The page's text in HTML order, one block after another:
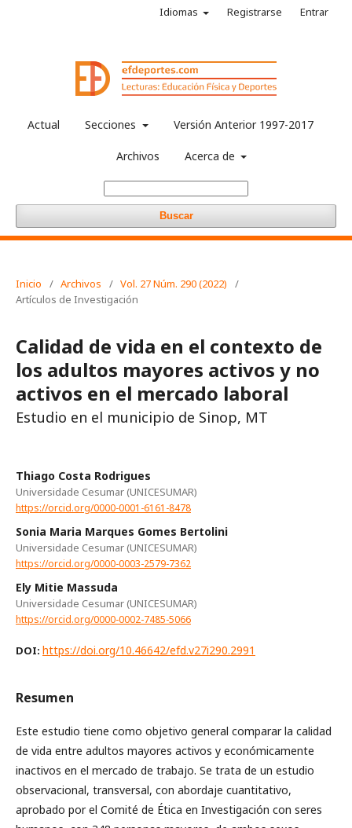
Actual Secciones Versión Anterior 1997-2017
Archivos Acerca de
Buscar
Idiomas Registrarse Entrar
Inicio / Archivos / Vol. 27 Núm. 290 (2022)
/
Artículos de Investigación
Calidad de vida en el contexto de
los adultos mayores activos y no
activos en el mercado laboral
Estudio en el municipio de Sinop, MT
Thiago Costa Rodrigues
Universidade Cesumar (UNICESUMAR)
https://orcid.org/0000-0001-6161-8478
Sonia Maria Marques Gomes Bertolini
Universidade Cesumar (UNICESUMAR)
https://orcid.org/0000-0003-2579-7362
Ely Mitie Massuda
Universidade Cesumar (UNICESUMAR)
https://orcid.org/0000-0002-7485-5066
DOI: https://doi.org/10.46642/efd.v27i290.2991
Resumen
Este estudio tiene como objetivo general comparar la calidad
de vida entre adultos mayores activos y económicamente
inactivos en el mercado de trabajo. Se trata de un estudio
observacional, transversal, con abordaje cuantitativo,
aprobado por el Comité de Ética en Investigación con seres